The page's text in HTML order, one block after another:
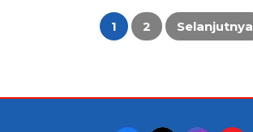
Paginasi
1 2 Selanjutnya